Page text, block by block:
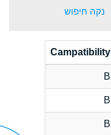
נקה חיפוש
Campatibility
B
B
B